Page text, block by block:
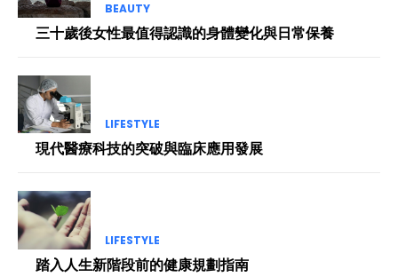
BEAUTY
三十歲後女性最值得認識的身體變化與日常保養
LIFESTYLE
現代醫療科技的突破與臨床應用發展
LIFESTYLE
踏入人生新階段前的健康規劃指南